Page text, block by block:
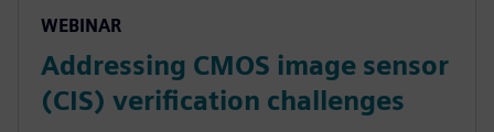
WEBINAR
Addressing CMOS image sensor
(CIS) verification challenges